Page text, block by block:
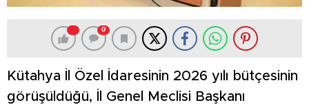
0
Kütahya İl Özel İdaresinin 2026 yılı bütçesinin
görüşüldüğü, İl Genel Meclisi Başkanı